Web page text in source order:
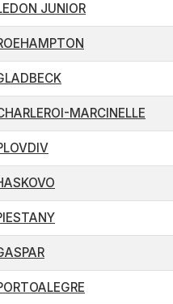
JUNIOR
MARCINELLE